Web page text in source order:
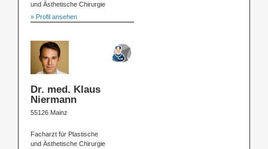
und Ästhetische Chirurgie
» Profil ansehen
Dr. med. Klaus
Niermann
55126 Mainz
Facharzt für Plastische
und Ästhetische Chirurgie